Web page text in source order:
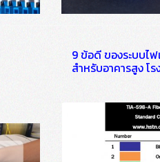
9 ข้อดี ของระบบไ
สำหรับอาคารสูง โร